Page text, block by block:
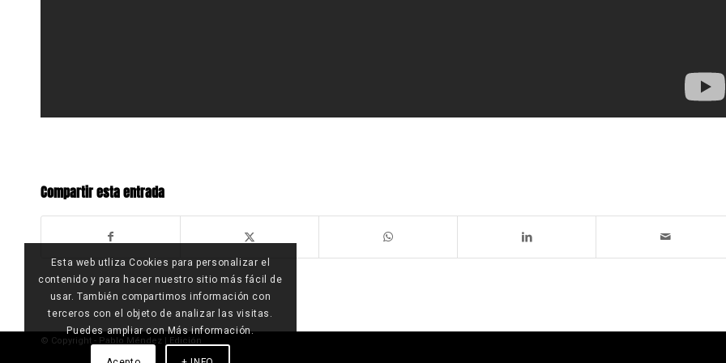
Compartir esta entrada
© Copyright - Pablo Méndez | Edición
Esta web utliza Cookies para personalizar el
contenido y para hacer nuestro sitio más fácil de
usar. También compartimos información con
terceros con el objeto de analizar las visitas.
Puedes ampliar con Más información.